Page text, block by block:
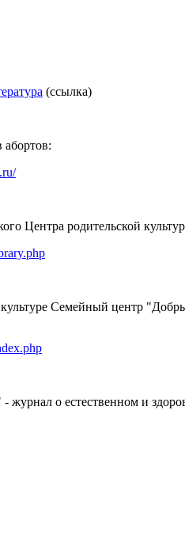
(ссылка)
абортов:
Центра родительской
культуре Семейный центр
журнал о естественном и